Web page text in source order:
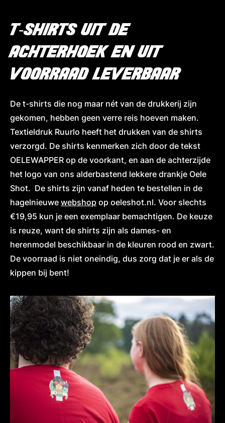
T-SHIRTS UIT DE
ACHTERHOEK EN UIT
VOORRAAD LEVERBAAR
De t-shirts die nog maar nét van de drukkerij zijn
gekomen, hebben geen verre reis hoeven maken.
Textieldruk Ruurlo heeft het drukken van de shirts
verzorgd. De shirts kenmerken zich door de tekst
OELEWAPPER op de voorkant, en aan de achterzijde
het logo van ons alderbastend lekkere drankje Oele
Shot. De shirts zijn vanaf heden te bestellen in de
hagelnieuwe webshop op oeleshot.nl. Voor slechts
€19,95 kun je een exemplaar bemachtigen. De keuze
is reuze, want de shirts zijn als dames- en
herenmodel beschikbaar in de kleuren rood en zwart.
De voorraad is niet oneindig, dus zorg dat je er als de
kippen bij bent!